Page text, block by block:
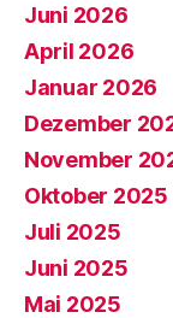
Juni 2026
April 2026
Januar 2026
Dezember
November
Oktober 2025
Juli 2025
Juni 2025
Mai 2025